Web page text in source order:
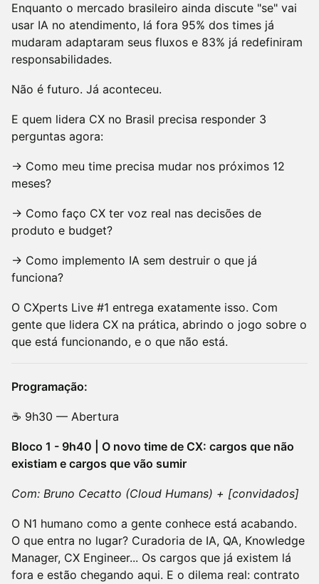
Enquanto o mercado brasileiro ainda discute "se" vai
usar IA no atendimento, lá fora 95% dos times já
mudaram adaptaram seus fluxos e 83% já redefiniram
responsabilidades.
Não é futuro. Já aconteceu.
E quem lidera CX no Brasil precisa responder 3
perguntas agora:
→ Como meu time precisa mudar nos próximos 12
meses?
→ Como faço CX ter voz real nas decisões de
produto e budget?
→ Como implemento IA sem destruir o que já
funciona?
O CXperts Live #1 entrega exatamente isso. Com
gente que lidera CX na prática, abrindo o jogo sobre o
que está funcionando, e o que não está.
Programação:
☕ 9h30 — Abertura
Bloco 1 - 9h40 | O novo time de CX: cargos que não
existiam e cargos que vão sumir
Com: Bruno Cecatto (Cloud Humans) + [convidados]
O N1 humano como a gente conhece está acabando.
O que entra no lugar? Curadoria de IA, QA, Knowledge
Manager, CX Engineer... Os cargos que já existem lá
fora e estão chegando aqui. E o dilema real: contrato